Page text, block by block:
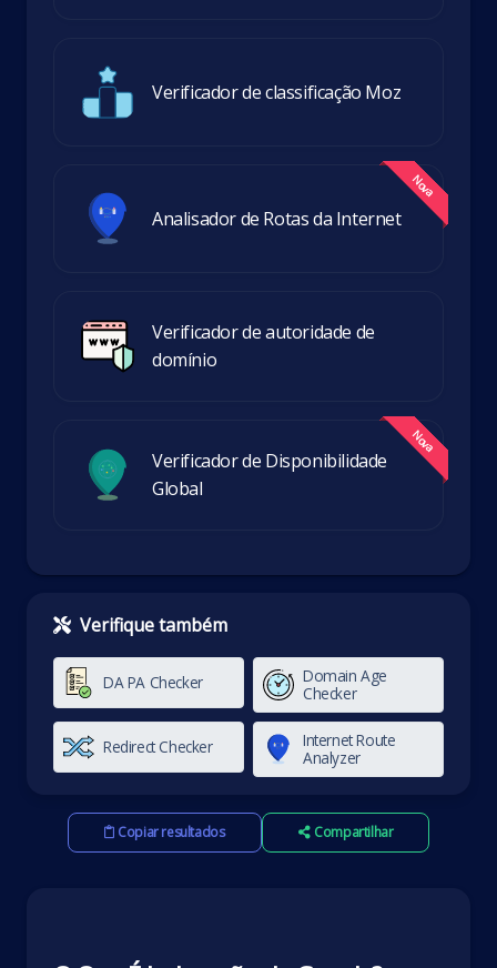
Verificador de classificação Moz
Analisador de Rotas da Internet
Verificador de autoridade de
domínio
Verificador de Disponibilidade
Global
Verifique também
DA PA Checker
Domain Age
Checker
Redirect Checker
Internet Route
Analyzer
Copiar resultados Compartilhar